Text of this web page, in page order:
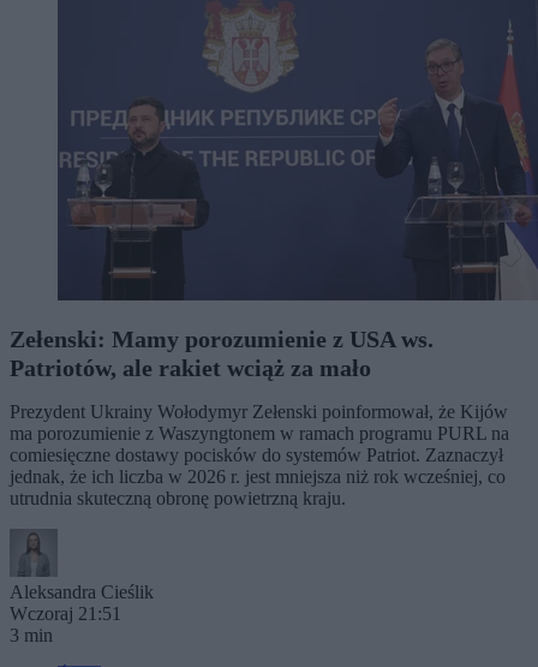
Zełenski: Mamy porozumienie z USA ws.
Patriotów, ale rakiet wciąż za mało
Prezydent Ukrainy Wołodymyr Zełenski poinformował, że Kijów
ma porozumienie z Waszyngtonem w ramach programu PURL na
comiesięczne dostawy pocisków do systemów Patriot. Zaznaczył
jednak, że ich liczba w 2026 r. jest mniejsza niż rok wcześniej, co
utrudnia skuteczną obronę powietrzną kraju.
Aleksandra Cieślik
Wczoraj 21:51
3 min